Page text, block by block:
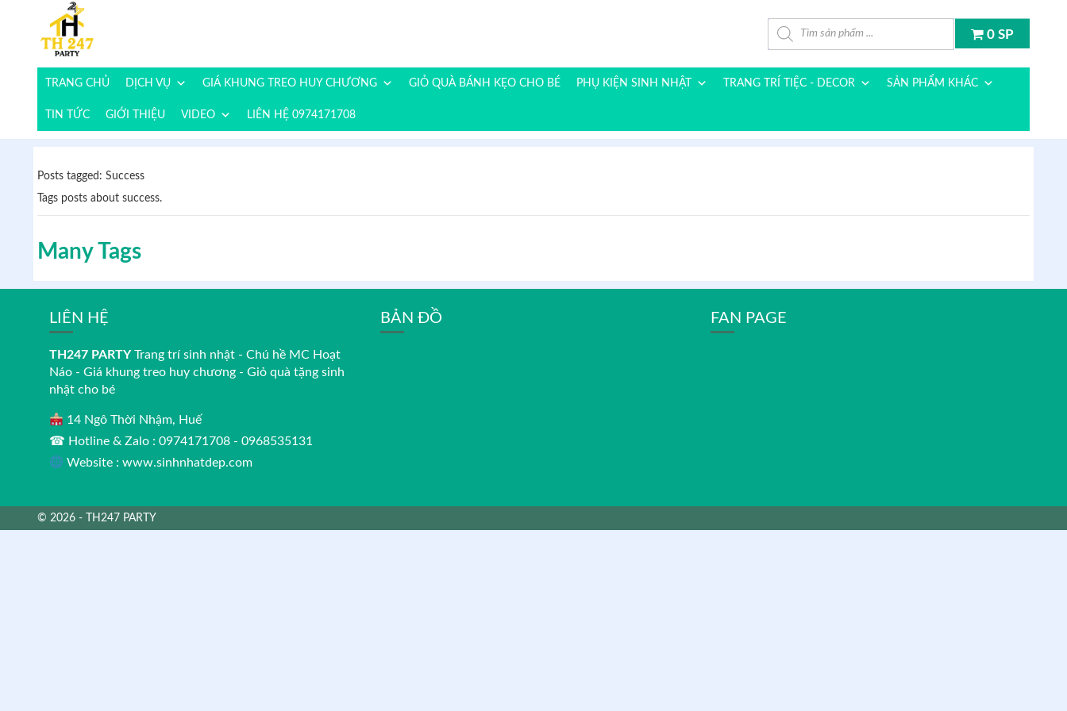
Tìm kiếm sản phẩm
0 SP
TRANG CHỦ DỊCH VỤ GIÁ KHUNG TREO HUY CHƯƠNG GIỎ QUÀ BÁNH KẸO CHO BÉ PHỤ KIỆN SINH NHẬT TRANG TRÍ TIỆC - DECOR SẢN PHẨM KHÁC
TIN TỨC GIỚI THIỆU VIDEO LIÊN HỆ 0974171708
Posts tagged: Success
Tags posts about success.
Many Tags
LIÊN HỆ
TH247 PARTYTrang trí sinh nhật - Chú hề MC Hoạt
Náo - Giá khung treo huy chương - Giỏ quà tặng sinh
nhật cho bé
14 Ngô Thời Nhậm, Huế
☎ Hotline & Zalo : 0974171708 - 0968535131
Website : www.sinhnhatdep.com
BẢN ĐỒ FAN PAGE
© 2026 - TH247 PARTY